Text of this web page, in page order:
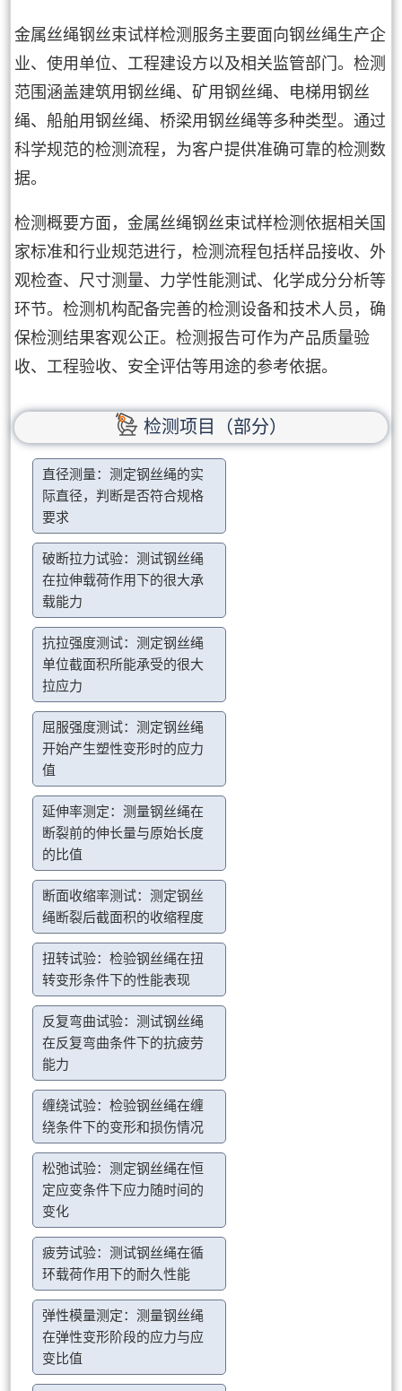
金属丝绳钢丝束试样检测服务主要面向钢丝绳生产企
业、使用单位、工程建设方以及相关监管部门。检测
范围涵盖建筑用钢丝绳、矿用钢丝绳、电梯用钢丝
绳、船舶用钢丝绳、桥梁用钢丝绳等多种类型。通过
科学规范的检测流程，为客户提供准确可靠的检测数
据。
检测概要方面，金属丝绳钢丝束试样检测依据相关国
家标准和行业规范进行，检测流程包括样品接收、外
观检查、尺寸测量、力学性能测试、化学成分分析等
环节。检测机构配备完善的检测设备和技术人员，确
保检测结果客观公正。检测报告可作为产品质量验
收、工程验收、安全评估等用途的参考依据。
检测项目（部分）
直径测量：测定钢丝绳的实
际直径，判断是否符合规格
要求
破断拉力试验：测试钢丝绳
在拉伸载荷作用下的很大承
载能力
抗拉强度测试：测定钢丝绳
单位截面积所能承受的很大
拉应力
屈服强度测试：测定钢丝绳
开始产生塑性变形时的应力
值
延伸率测定：测量钢丝绳在
断裂前的伸长量与原始长度
的比值
断面收缩率测试：测定钢丝
绳断裂后截面积的收缩程度
扭转试验：检验钢丝绳在扭
转变形条件下的性能表现
反复弯曲试验：测试钢丝绳
在反复弯曲条件下的抗疲劳
能力
缠绕试验：检验钢丝绳在缠
绕条件下的变形和损伤情况
松弛试验：测定钢丝绳在恒
定应变条件下应力随时间的
变化
疲劳试验：测试钢丝绳在循
环载荷作用下的耐久性能
弹性模量测定：测量钢丝绳
在弹性变形阶段的应力与应
变比值